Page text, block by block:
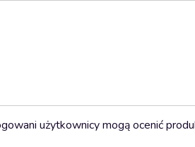
użytkownicy mogą ocenić